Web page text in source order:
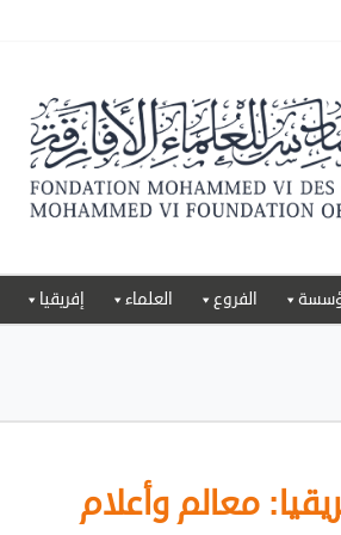
الفروع العلماء إفريقيا
معالم وأعلام